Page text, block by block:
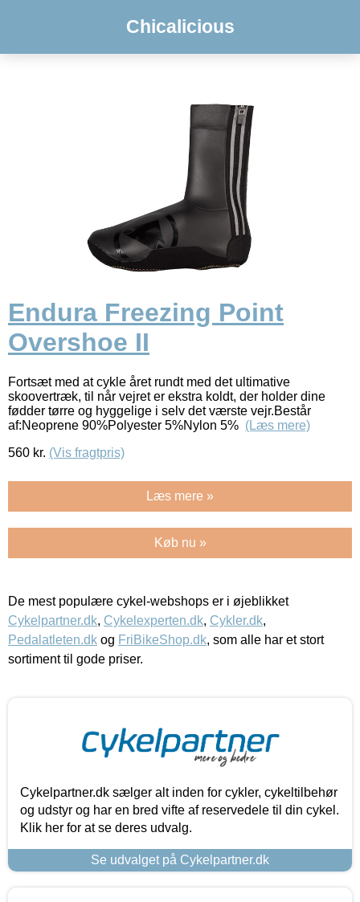
Chicalicious
Endura Freezing Point
Overshoe II
Fortsæt med at cykle året rundt med det ultimative
skoovertræk, til når vejret er ekstra koldt, der holder dine
fødder tørre og hyggelige i selv det værste vejr.Består
af:Neoprene 90%Polyester 5%Nylon 5% (Læs mere)
560 kr. (Vis fragtpris)
Læs mere »
Køb nu »
De mest populære cykel-webshops er i øjeblikket
Cykelpartner.dk, Cykelexperten.dk, Cykler.dk,
Pedalatleten.dk og FriBikeShop.dk, som alle har et stort
sortiment til gode priser.
Cykelpartner.dk sælger alt inden for cykler, cykeltilbehør
og udstyr og har en bred vifte af reservedele til din cykel.
Klik her for at se deres udvalg.
Se udvalget på Cykelpartner.dk